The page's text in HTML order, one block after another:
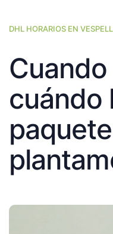
DHL HORARIOS EN
cuándo